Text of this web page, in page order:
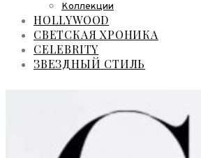
Коллекции
HOLLYWOOD
СВЕТСКАЯ ХРОНИКА
CELEBRITY
ЗВЕЗДНЫЙ СТИЛЬ